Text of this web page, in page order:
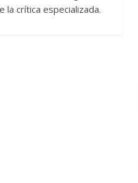
la crítica especializada.